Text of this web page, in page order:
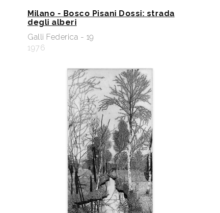
Milano - Bosco Pisani Dossi: strada
degli alberi
Galli Federica - 19
1976